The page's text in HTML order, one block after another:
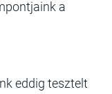
a
eddig tesztelt